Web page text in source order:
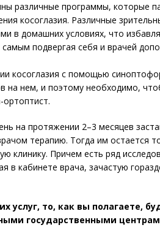
различные программы, которые
косоглазия. Различные
в домашних условиях, что
подвергая себя и врачей
косоглазия с помощью
на нем, и поэтому необходимо,
на протяжении 2–3 месяцев
терапию. Тогда им остается
клинику. Причем есть ряд
в кабинете врача, зачастую
услуг, то, как вы полагаете,
государственными